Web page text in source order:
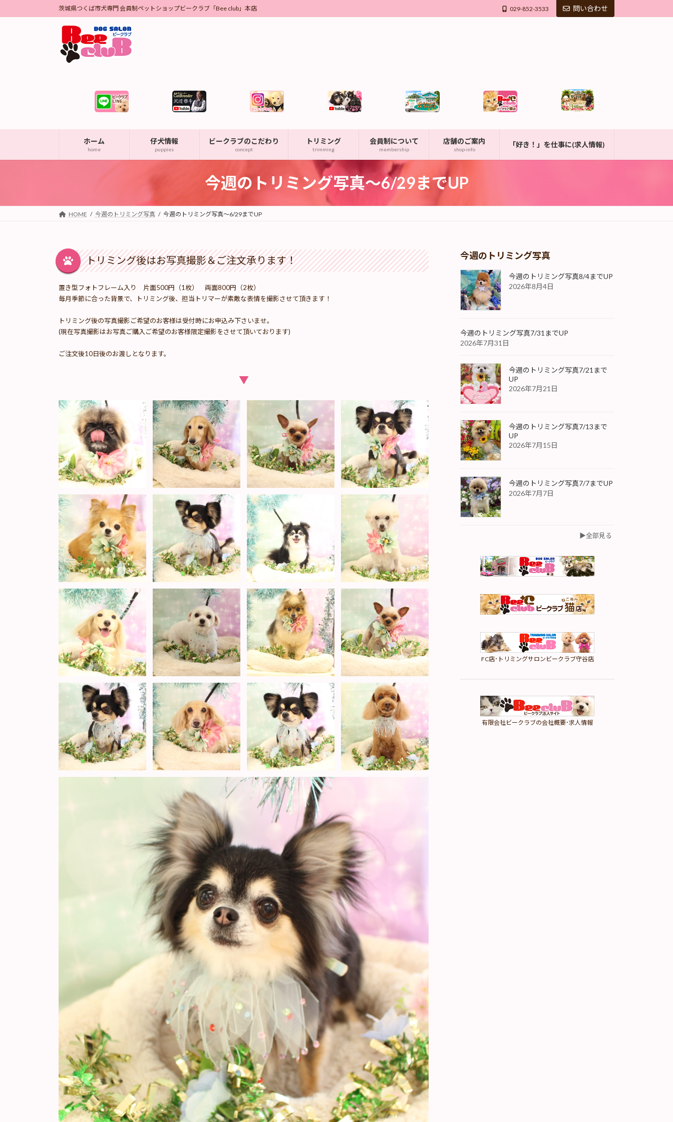
ン
ビ
茨城県つくば市犬専門 会員制ペットショップビークラブ「Bee club」本店 029-852-3533 問い合わせ
ホーム
home
仔犬情報
puppies
ビークラブのこだわり
concept
トリミング
trimming
会員制について
membership
店舗のご案内
shop-info
「好き！」を仕事に(求人情報)
今週のトリミング写真～6/29までUP
HOME 今週のトリミング写真 今週のトリミング写真～6/29までUP
トリミング後はお写真撮影＆ご注文承ります！
置き型フォトフレーム入り 片面500円（1枚） 両面800円（2枚）
毎月季節に合った背景で、トリミング後、担当トリマーが素敵な表情を撮影させて頂きます！
トリミング後の写真撮影ご希望のお客様は受付時にお申込み下さいませ。
(現在写真撮影はお写真ご購入ご希望のお客様限定撮影をさせて頂いております)
ご注文後10日後のお渡しとなります。
▼
今週のトリミング写真
今週のトリミング写真8/4までUP
2026年8月4日
今週のトリミング写真7/31までUP
2026年7月31日
今週のトリミング写真7/21まで
UP
2026年7月21日
今週のトリミング写真7/13まで
UP
2026年7月15日
今週のトリミング写真7/7までUP
2026年7月7日
▶︎全部見る
FC店･トリミングサロンビークラブ守谷店
有限会社ビークラブの会社概要･求人情報